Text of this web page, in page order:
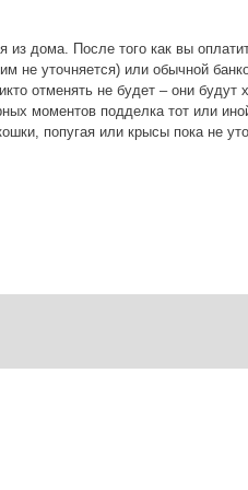
дома. После того как вы
не уточняется) или обычной
отменять не будет – они будут
моментов подделка тот или
попугая или крысы пока не